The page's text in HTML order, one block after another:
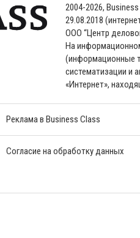
2004-2026,
29.08.2018
ООО “Центр
На
(информационные
систематизации и
«Интернет»,
Реклама в Business Class
Согласие на обработку данных